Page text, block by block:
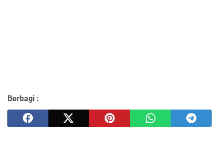
Berbagi :